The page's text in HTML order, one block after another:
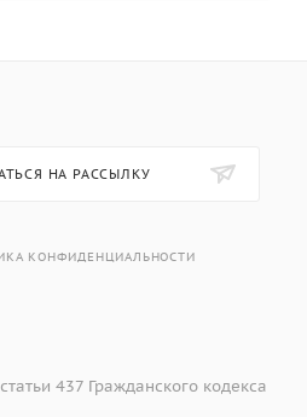
НА РАССЫЛКУ
КОНФИДЕНЦИАЛЬНОСТИ
437 Гражданского кодекса